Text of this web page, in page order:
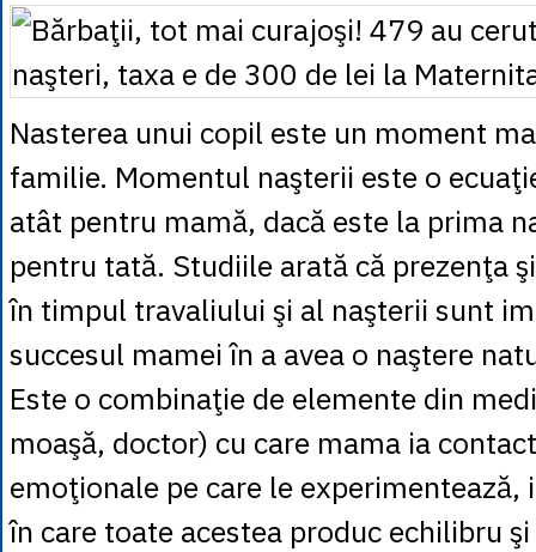
1 NZD
= 2.6097
1 PLN= 1.1646
1 RSD
= 0.0425
1 RUB= 0.0530
1 TRY= 0.1141
1 UAH= 0.1048
1 XDR
= 5.9383
1 ZAR
= 0.2318
Nasterea unui copil este un moment
familie. Momentul naşterii este o
atât pentru mamă, dacă este la prima
pentru tată. Studiile arată că prezenţa
în timpul travaliului şi al naşterii sunt
succesul mamei în a avea o naştere
Este o combinaţie de elemente din
moaşă, doctor) cu care mama ia
emoţionale pe care le
în care toate acestea produc echilibru